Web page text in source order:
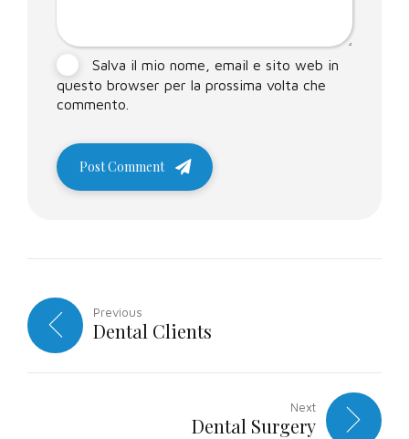
Salva il mio nome, email e sito web in
questo browser per la prossima volta che
commento.
Post Comment
Previous
Dental Clients
Next
Dental Surgery